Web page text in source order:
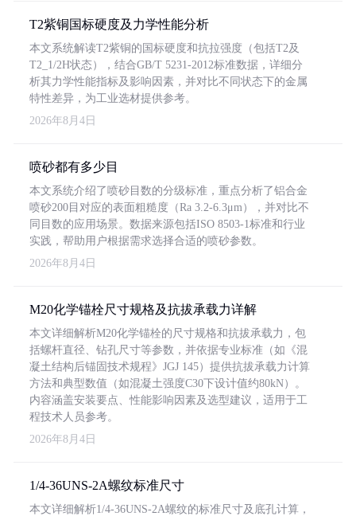
T2紫铜国标硬度及力学性能分析
本文系统解读T2紫铜的国标硬度和抗拉强度（包括T2及
T2_1/2H状态），结合GB/T 5231-2012标准数据，详细分
析其力学性能指标及影响因素，并对比不同状态下的金属
特性差异，为工业选材提供参考。
2026年8月4日
喷砂都有多少目
本文系统介绍了喷砂目数的分级标准，重点分析了铝合金
喷砂200目对应的表面粗糙度（Ra 3.2-6.3μm），并对比不
同目数的应用场景。数据来源包括ISO 8503-1标准和行业
实践，帮助用户根据需求选择合适的喷砂参数。
2026年8月4日
M20化学锚栓尺寸规格及抗拔承载力详解
本文详细解析M20化学锚栓的尺寸规格和抗拔承载力，包
括螺杆直径、钻孔尺寸等参数，并依据专业标准（如《混
凝土结构后锚固技术规程》JGJ 145）提供抗拔承载力计算
方法和典型数值（如混凝土强度C30下设计值约80kN）。
内容涵盖安装要点、性能影响因素及选型建议，适用于工
程技术人员参考。
2026年8月4日
1/4-36UNS-2A螺纹标准尺寸
本文详细解析1/4-36UNS-2A螺纹的标准尺寸及底孔计算，